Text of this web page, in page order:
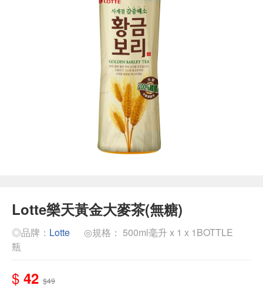
Lotte樂天黃金大麥茶(無糖)
◎品牌： Lotte
◎規格： 500ml毫升 x 1 x 1BOTTLE
瓶
$ 42 $49